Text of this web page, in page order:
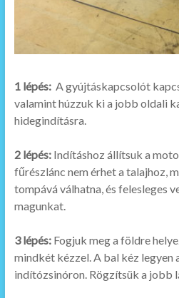
1 lépés: A gyújtáskapcsolót
valaminthúzzuk ki a jobb oldali
hidegindításra.
2 lépés:Indításhoz állítsuk a
fűrészlánc nem érhet a talajhoz,
tompává válhatna, és felesleges
magunkat.
3 lépés:Fogjuk meg a földre
mindkét kézzel. A bal kéz legyen
indítózsinóron. Rögzítsük a jobb